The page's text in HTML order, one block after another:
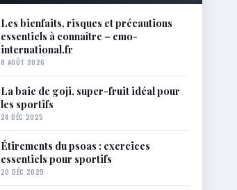
Les bienfaits, risques et précautions
essentiels à connaître – emo-
international.fr
8 AOÛT 2026
La baie de goji, super-fruit idéal pour
les sportifs
24 DÉC 2025
Étirements du psoas : exercices
essentiels pour sportifs
20 DÉC 2025